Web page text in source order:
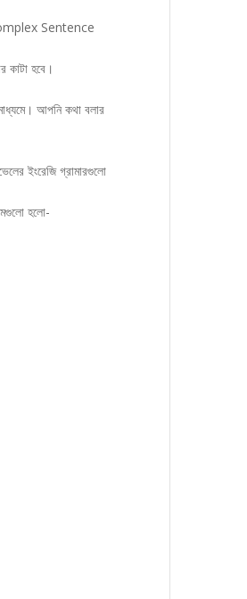
Complex Sentence
কাটা হবে।
আপনি কথা বলার
ইংরেজি গ্রামারগুলো
হলো-